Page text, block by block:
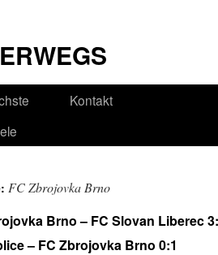
Kontakt
FC Zbrojovka Brno
Brno – FC Slovan Liberec
– FC Zbrojovka Brno 0:1